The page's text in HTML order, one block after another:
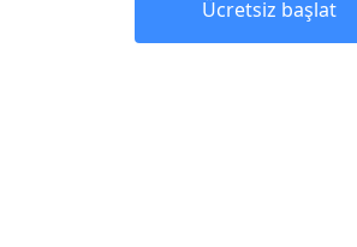
Ücretsiz başlat